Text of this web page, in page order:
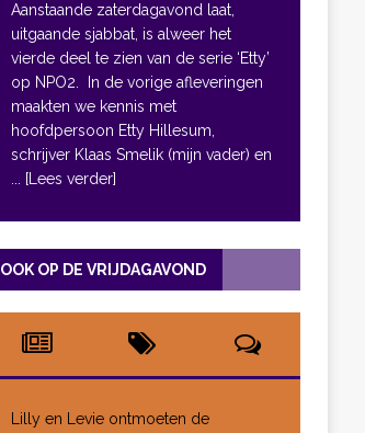
Aanstaande zaterdagavond laat,
uitgaande sjabbat, is alweer het
vierde deel te zien van de serie ‘Etty’
op NPO2. In de vorige afleveringen
maakten we kennis met
hoofdpersoon Etty Hillesum,
schrijver Klaas Smelik (mijn vader) en
... [Lees verder]
OOK OP DE VRIJDAGAVOND
Lilly en Levie ontmoeten de